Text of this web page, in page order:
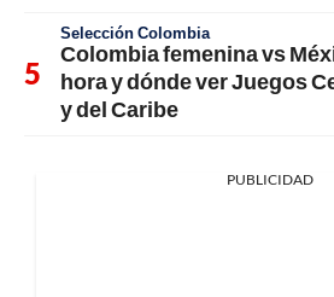
Selección Colombia
Colombia femenina vs
hora y dónde ver Juegos
y del Caribe
PUBLICIDAD